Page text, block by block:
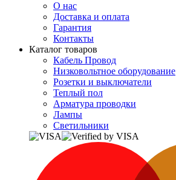
О нас
Доставка и оплата
Гарантия
Контакты
Каталог товаров
Кабель Провод
Низковольтное оборудование
Розетки и выключатели
Теплый пол
Арматура проводки
Лампы
Светильники